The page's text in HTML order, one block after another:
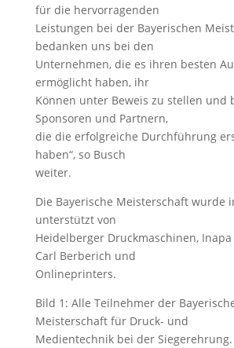
für die hervorragenden
Leistungen bei der Bayerischen
bedanken uns bei den
Unternehmen, die es ihren besten
ermöglicht haben, ihr
Können unter Beweis zu stellen und
Sponsoren und Partnern,
die die erfolgreiche Durchführung
haben“, so Busch
weiter.
Die Bayerische Meisterschaft wurde
unterstützt von
Heidelberger Druckmaschinen,
Carl Berberich und
Onlineprinters.
Bild 1: Alle Teilnehmer der
Meisterschaft für Druck- und
Medientechnik bei der